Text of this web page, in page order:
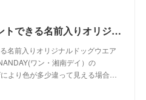
湘南発 お名前もプリントできる名前入りオリジナルドッグウエアブランド WAN SHONANDAY(ワン・湘南デイ）の WEB SHOPです
名前入りオリジナルドッグウエア
ワン・湘南デイ）の
より色が多少違って見える場合…